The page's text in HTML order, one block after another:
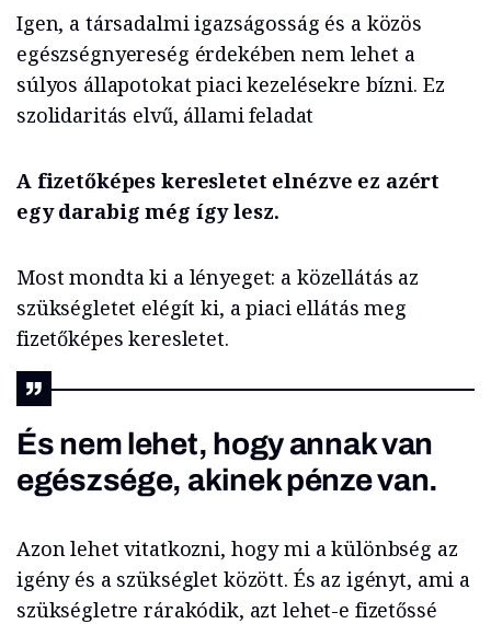
Igen, a társadalmi igazságosság és a közös
egészségnyereség érdekében nem lehet a
súlyos állapotokat piaci kezelésekre bízni. Ez
szolidaritás elvű, állami feladat
A fizetőképes keresletet elnézve ez azért
egy darabig még így lesz.
Most mondta ki a lényeget: a közellátás az
szükségletet elégít ki, a piaci ellátás meg
fizetőképes keresletet.
És nem lehet, hogy annak van
egészsége, akinek pénze van.
Azon lehet vitatkozni, hogy mi a különbség az
igény és a szükséglet között. És az igényt, ami a
szükségletre rárakódik, azt lehet-e fizetőssé